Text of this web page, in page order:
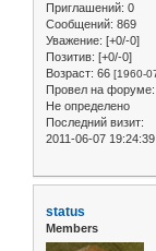
Приглашений: 0
Сообщений: 869
Уважение: [+0/-0]
Позитив: [+0/-0]
Возраст: 66 [1960-
Провел на форуме:
Не определено
Последний визит:
2011-06-07 19:24:39
status
Members